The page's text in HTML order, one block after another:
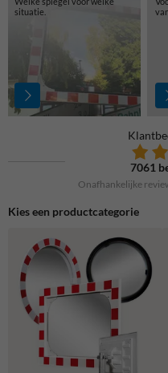
situatie.
7061
Onafhankelijke
Kies een productcategorie